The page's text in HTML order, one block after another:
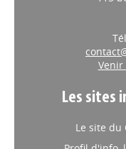
Venir
Les sites
Le site du